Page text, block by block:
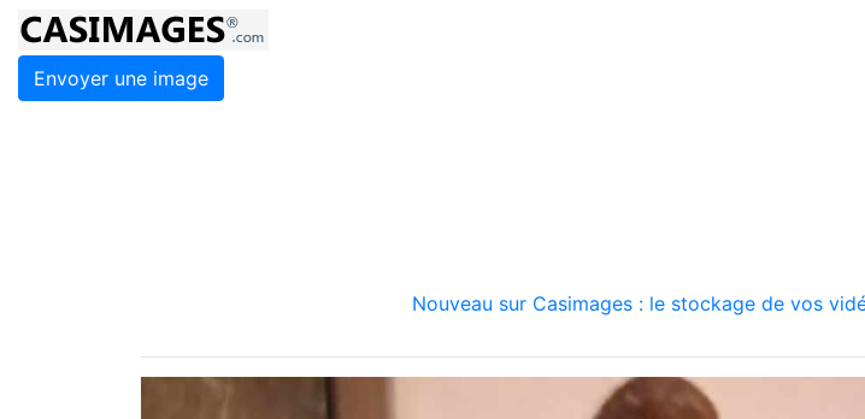
Envoyer une image
Nouveau sur Casimages : le stockage de vos